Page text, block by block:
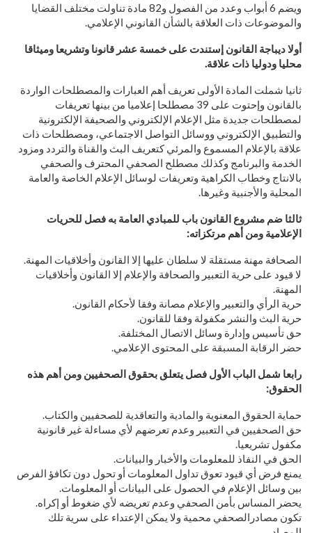
ويضم 6 أبواب وعدد من الفصول و82 مادة تناولت مختلف القضايا
والموضوعات ذات العلاقة بالشأن القانوني الإعلامي.
أولا ديباجة القانون إستندت على خمسة عشر قانونا وتشريعا وميثاقا
محليا ودوليا ذات علاقة.
ثانيا شملت المادة الأولى تعريف أهم العبارات والمصطلحات الواردة
بالقانون وإحتوت على 39 مصطلحا إعلاميا من بينها تعريفات
لمصطلحات جديدة مثل الإعلام الإلكتروني والصحيفة الإلكترونية
والتطبيق الإلكتروني ووسائل التواصل الاجتماعي، ومصطلحات ذات
علاقة بالإعلام المسموع والمرئي كتعريف البث والقناة والتردد ومزود
الخدمة والبرنامج وكذلك مصطلح الصحفي المحترف والصحفي
بالانتاج وخطاب الكراهية وتعريفات لوسائل الإعلام الخاصة والعامة
المحلية والأجنبية وغيرها.
ثالثا ضم مشروع القانون باب للمبادي العامة به فصل للحريات
الإعلامية ومن أهم مرتكزاته:
الصحافة مهنة مستقلة لا سلطان عليها إلا القانون وأخلاقيات المهنة.
لا قيود على حرية التعبير والصحافة والإعلام إلا القانون وأخلاقيات
المهنة.
حرية الرأي والتعبير والإعلام مصانة وفقا لأحكام القانون.
حرية البث والنشر مكفولة وفقا للقانون.
حق تأسيس وإدارة وسائل الاتصال المختلفة.
حضر الرقابة المسبقة على المحتوى الإعلامي.
رابعا شمل الباب الأول فصل يتعلق بحقوق الصحفيين ومن أهم هذه
الحقوق:
حماية الحقوق المعنوية والمادية والتعاقدية للصحفيين والكتاب.
حق الصحفيين في التعبير وعدم تعرضهم لأي مساءلة غير قانونية
مكفول تشريعيا.
الحق في النفاذ للمعلومات والأخبار والبيانات.
يمنع فرض أي قيود تعوق تداول المعلومات أو تحول دون تكافؤ الفرص
بين وسائل الإعلام في الحصول على البيانات أو المعلومات.
يحضر المساس بأمن الصحفي وعدم تعريضه لأي ضغوط أو إكراه.
تكون مصادرالصحفي محمية ولا يمكن الإعتداء على سرية تلك